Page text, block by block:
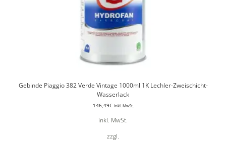
Gebinde Piaggio 382 Verde Vintage 1000ml 1K Lechler-Zweischicht-
Wasserlack
146,49€ inkl. MwSt.
inkl. MwSt.
zzgl.